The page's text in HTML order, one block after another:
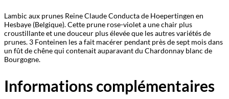
Lambic aux prunes Reine Claude Conducta de Hoepertingen en
Hesbaye (Belgique). Cette prune rose-violet a une chair plus
croustillante et une douceur plus élevée que les autres variétés de
prunes. 3 Fonteinen les a fait macérer pendant près de sept mois dans
un fût de chêne qui contenait auparavant du Chardonnay blanc de
Bourgogne.
Informations complémentaires